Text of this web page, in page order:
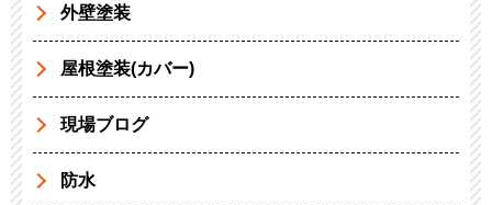
外壁塗装
屋根塗装(カバー)
現場ブログ
防水